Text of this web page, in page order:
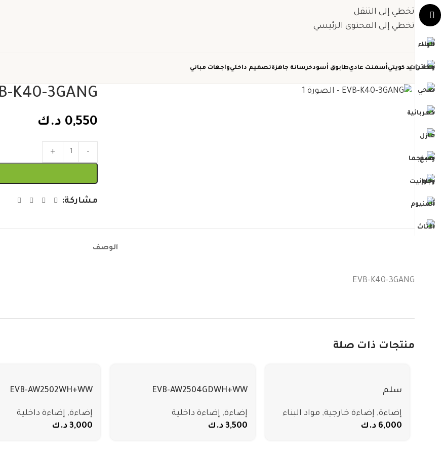
تخطي إلى التنقل
تخطي إلى المحتوى الرئيسي
حديد كويتيأسمنت عاديطابوق أسودخرسانة جاهزةتصميم داخليواجهات مباني
K40-3GANG
0,550 د.ك
مشاركة:
الوصف
EVB-K40-3GANG
منتجات ذات صلة
سلم
إضاءة, إضاءة خارجية, مواد البناء
6,000 د.ك
EVB-AW2504GDWH+WW
إضاءة, إضاءة داخلية
3,500 د.ك
EVB-AW2502WH+WW
إضاءة, إضاءة داخلية
3,000 د.ك